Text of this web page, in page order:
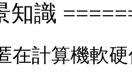
知識
在計算機軟